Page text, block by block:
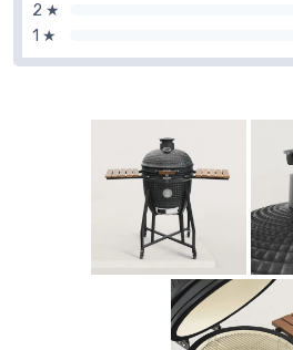
2 ★
1 ★